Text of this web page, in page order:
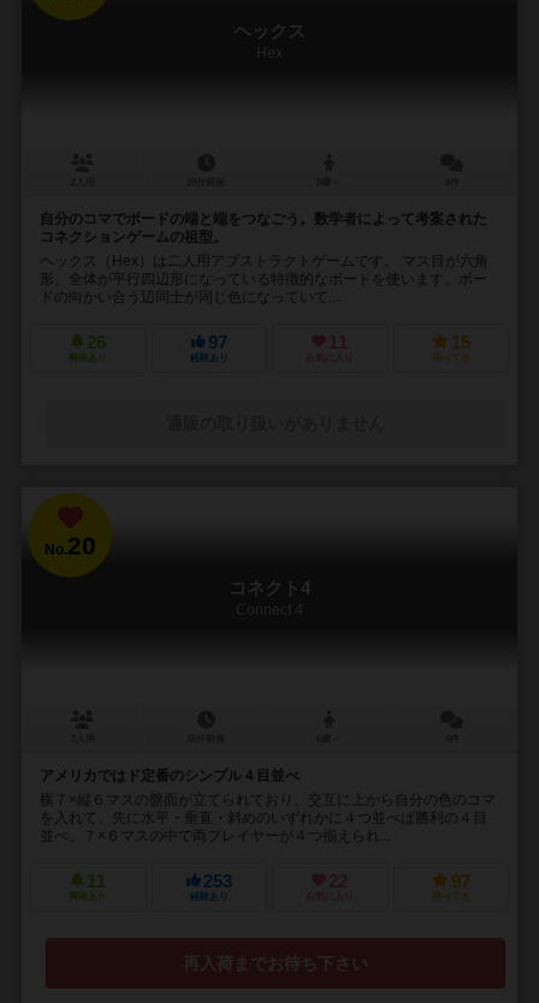
ヘックス
Hex
自分のコマでボードの端と端をつなごう。数学者によって考案された
コネクションゲームの祖型。
ヘックス（Hex）は二人用アブストラクトゲームです。 マス目が六角
形、全体が平行四辺形になっている特徴的なボードを使います。ボー
ドの向かい合う辺同士が同じ色になっていて...
26
興味あり
97
経験あり
11
お気に入り
15
持ってる
No.20
コネクト4
Connect 4
アメリカではド定番のシンプル４目並べ
横７×縦６マスの盤面が立てられており、交互に上から自分の色のコマ
を入れて、先に水平・垂直・斜めのいずれかに４つ並べば勝利の４目
並べ。７×６マスの中で両プレイヤーが４つ揃えられ...
11
興味あり
253
経験あり
22
お気に入り
97
持ってる
再入荷までお待ち下さい